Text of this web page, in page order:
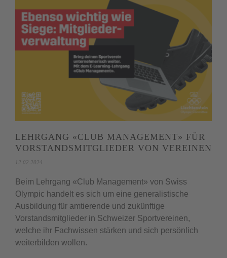
LEHRGANG «CLUB MANAGEMENT» FÜR
VORSTANDSMITGLIEDER VON VEREINEN
12.02.2024
Beim Lehrgang «Club Management» von Swiss
Olympic handelt es sich um eine generalistische
Ausbildung für amtierende und zukünftige
Vorstandsmitglieder in Schweizer Sportvereinen,
welche ihr Fachwissen stärken und sich persönlich
weiterbilden wollen.